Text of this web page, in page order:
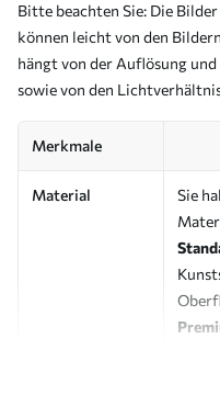
Bitte beachten Sie: Die
können leicht von den
hängt von der Auflösung
sowie von den
Merkmale
Material
Sie